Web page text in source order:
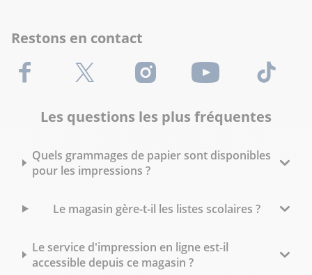
Restons en contact
Facebook X (Twitter) Instagram Youtube TikTok
Les questions les plus fréquentes
Quels grammages de papier sont disponibles
pour les impressions ?
Le magasin gère-t-il les listes scolaires ?
Le service d'impression en ligne est-il
accessible depuis ce magasin ?